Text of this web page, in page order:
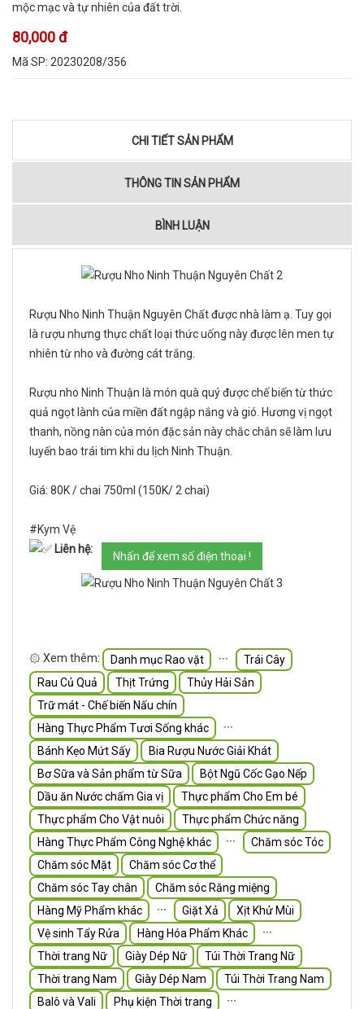
mộc mạc và tự nhiên của đất trời.
80,000 đ
Mã SP: 20230208/356
CHI TIẾT SẢN PHẨM
THÔNG TIN SẢN PHẨM
BÌNH LUẬN
Rượu Nho Ninh Thuận Nguyên Chất được nhà làm ạ. Tuy gọi
là rượu nhưng thực chất loại thức uống này được lên men tự
nhiên từ nho và đường cát trắng.
Rượu nho Ninh Thuận là món quà quý được chế biến từ thức
quả ngọt lành của miền đất ngập nắng và gió. Hương vị ngọt
thanh, nồng nàn của món đặc sản này chắc chắn sẽ làm lưu
luyến bao trái tim khi du lịch Ninh Thuận.
Giá: 80K / chai 750ml (150K/ 2 chai)
#Kym Vệ
Liên hệ:
Nhấn để xem số điện thoại !
۞ Xem thêm: Danh mục Rao vặt ∙∙∙
Trái Cây
Rau Củ Quả
Thịt Trứng
Thủy Hải Sản
Trữ mát - Chế biến Nấu chín
Hàng Thực Phẩm Tươi Sống khác
∙∙∙
Bánh Kẹo Mứt Sấy
Bia Rượu Nước Giải Khát
Bơ Sữa và Sản phẩm từ Sữa
Bột Ngũ Cốc Gạo Nếp
Dầu ăn Nước chấm Gia vị
Thực phẩm Cho Em bé
Thực phẩm Cho Vật nuôi
Thực phẩm Chức năng
Hàng Thực Phẩm Công Nghệ khác
∙∙∙
Chăm sóc Tóc
Chăm sóc Mặt
Chăm sóc Cơ thể
Chăm sóc Tay chân
Chăm sóc Răng miệng
Hàng Mỹ Phẩm khác
∙∙∙ Giặt Xả
Xịt Khử Mùi
Vệ sinh Tẩy Rửa
Hàng Hóa Phẩm Khác
∙∙∙
Thời trang Nữ
Giày Dép Nữ
Túi Thời Trang Nữ
Thời trang Nam
Giày Dép Nam
Túi Thời Trang Nam
Balô và Vali
Phụ kiện Thời trang
∙∙∙